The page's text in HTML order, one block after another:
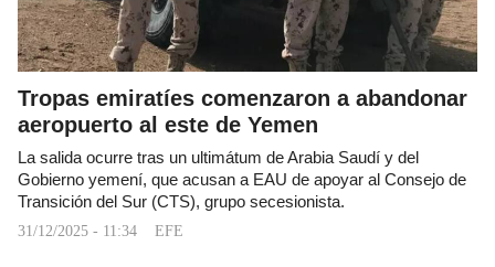
Tropas emiratíes comenzaron a abandonar
aeropuerto al este de Yemen
La salida ocurre tras un ultimátum de Arabia Saudí y del
Gobierno yemení, que acusan a EAU de apoyar al Consejo de
Transición del Sur (CTS), grupo secesionista.
31/12/2025 - 11:34 EFE